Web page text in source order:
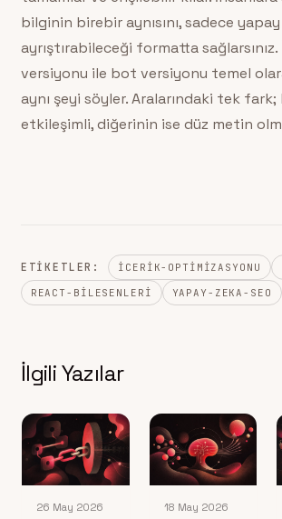
bilginin birebir aynısını, sadece yapay
ayrıştırabileceği formatta sağlarsınız.
versiyonu ile bot versiyonu temel
aynı şeyi söyler. Aralarındaki tek
etkileşimli, diğerinin ise düz metin
ETIKETLER: ICERIK-OPTIMIZASYONU
REACT-BILESENLERI
YAPAY-ZEKA-SEO
İlgili Yazılar
26 May 2026 18 May 2026